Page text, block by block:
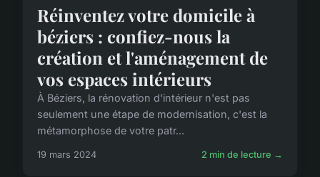
Réinventez votre domicile à
béziers : confiez-nous la
création et l'aménagement de
vos espaces intérieurs
À Béziers, la rénovation d'intérieur n'est pas
seulement une étape de modernisation, c'est la
métamorphose de votre patr...
19 mars 2024 2 min de lecture →